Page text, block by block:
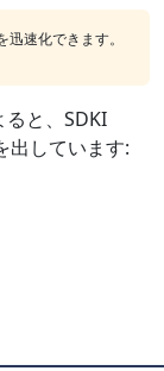
速化できます。
と、SDKI
出しています: